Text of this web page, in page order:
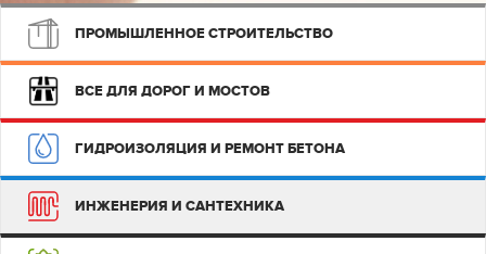
ПРОМЫШЛЕННОЕ СТРОИТЕЛЬСТВО
ВСЕ ДЛЯ ДОРОГ И МОСТОВ
ГИДРОИЗОЛЯЦИЯ И РЕМОНТ БЕТОНА
ИНЖЕНЕРИЯ И САНТЕХНИКА